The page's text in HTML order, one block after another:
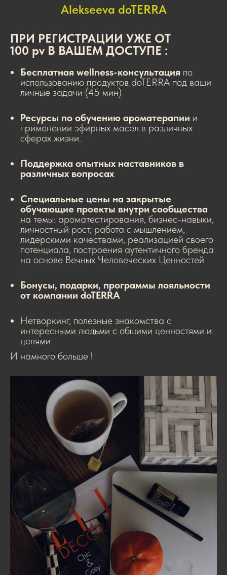
Alekseeva doTERRA
ПРИ РЕГИСТРАЦИИ УЖЕ ОТ
100 pv В ВАШЕМ ДОСТУПЕ :
Бесплатная wellness-консультация по
использованию продуктов doTERRA под ваши
личные задачи (45 мин)
Ресурсы по обучению ароматерапии и
применении эфирных масел в различных
сферах жизни.
Поддержка опытных наставников в
различных вопросах
Специальные цены на закрытые
обучающие проекты внутри сообщества
на темы: ароматестирования, бизнес-навыки,
личностный рост, работа с мышлением,
лидерскими качествами, реализацией своего
потенциала, построения аутентичного бренда
на основе Вечных Человеческих Ценностей
Бонусы, подарки, программы лояльности
от компании doTERRA
Нетворкинг, полезные знакомства с
интересными людьми с общими ценностями и
целями
И намного больше !